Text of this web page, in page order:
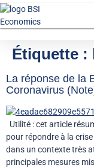
Étiquette :
La réponse de la
Coronavirus
Utilité : cet article
pour répondre à la
dans un contexte très
principales mesures